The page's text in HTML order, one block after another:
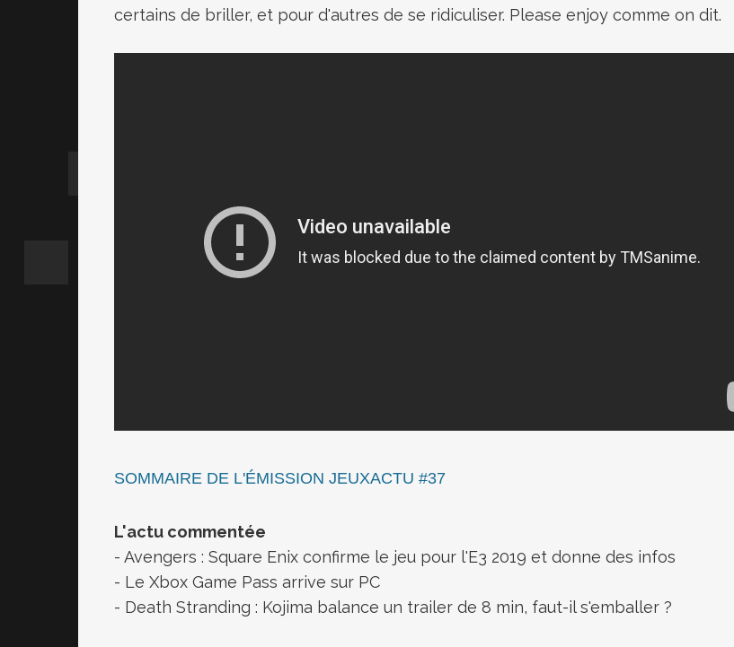
certains de briller, et pour d'autres de se ridiculiser. Please enjoy comme on dit.
SOMMAIRE DE L'ÉMISSION JEUXACTU #37
L'actu commentée
- Avengers : Square Enix confirme le jeu pour l'E3 2019 et donne des infos
- Le Xbox Game Pass arrive sur PC
- Death Stranding : Kojima balance un trailer de 8 min, faut-il s'emballer ?